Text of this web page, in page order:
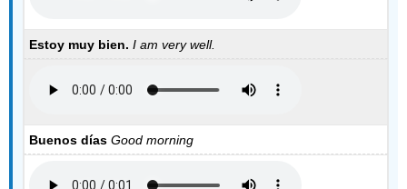
Estoy muy bien.I am very well.
Buenos días Good morning